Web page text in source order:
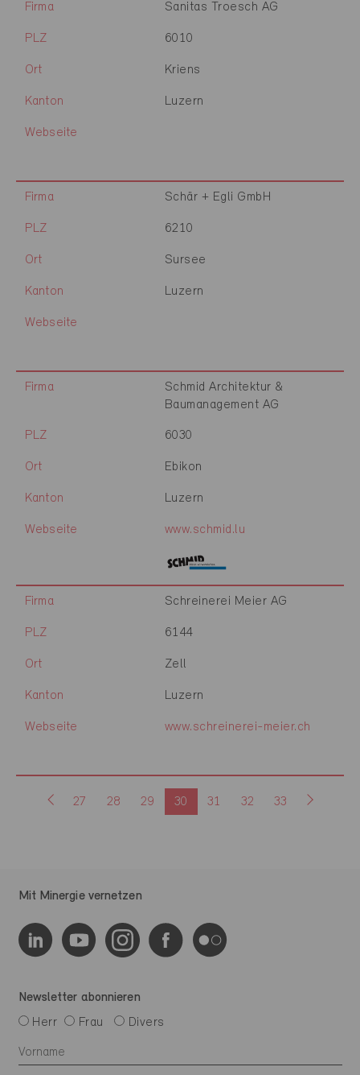
Firma Sanitas Troesch AG
PLZ 6010
Ort Kriens
Kanton Luzern
Webseite
Firma Schär + Egli GmbH
PLZ 6210
Ort Sursee
Kanton Luzern
Webseite
Firma
Schmid Architektur &
Baumanagement AG
PLZ 6030
Ort Ebikon
Kanton Luzern
Webseite www.schmid.lu
Firma Schreinerei Meier AG
PLZ 6144
Ort Zell
Kanton Luzern
Webseite www.schreinerei-meier.ch
27 28 29 30 31 32 33
Mit Minergie vernetzen
Newsletter abonnieren
Herr
Frau Divers